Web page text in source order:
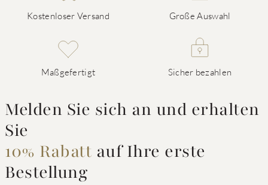
Kostenloser Versand Große Auswahl
Maßgefertigt Sicher bezahlen
Melden Sie sich an und erhalten
Sie
10% Rabatt auf Ihre erste
Bestellung